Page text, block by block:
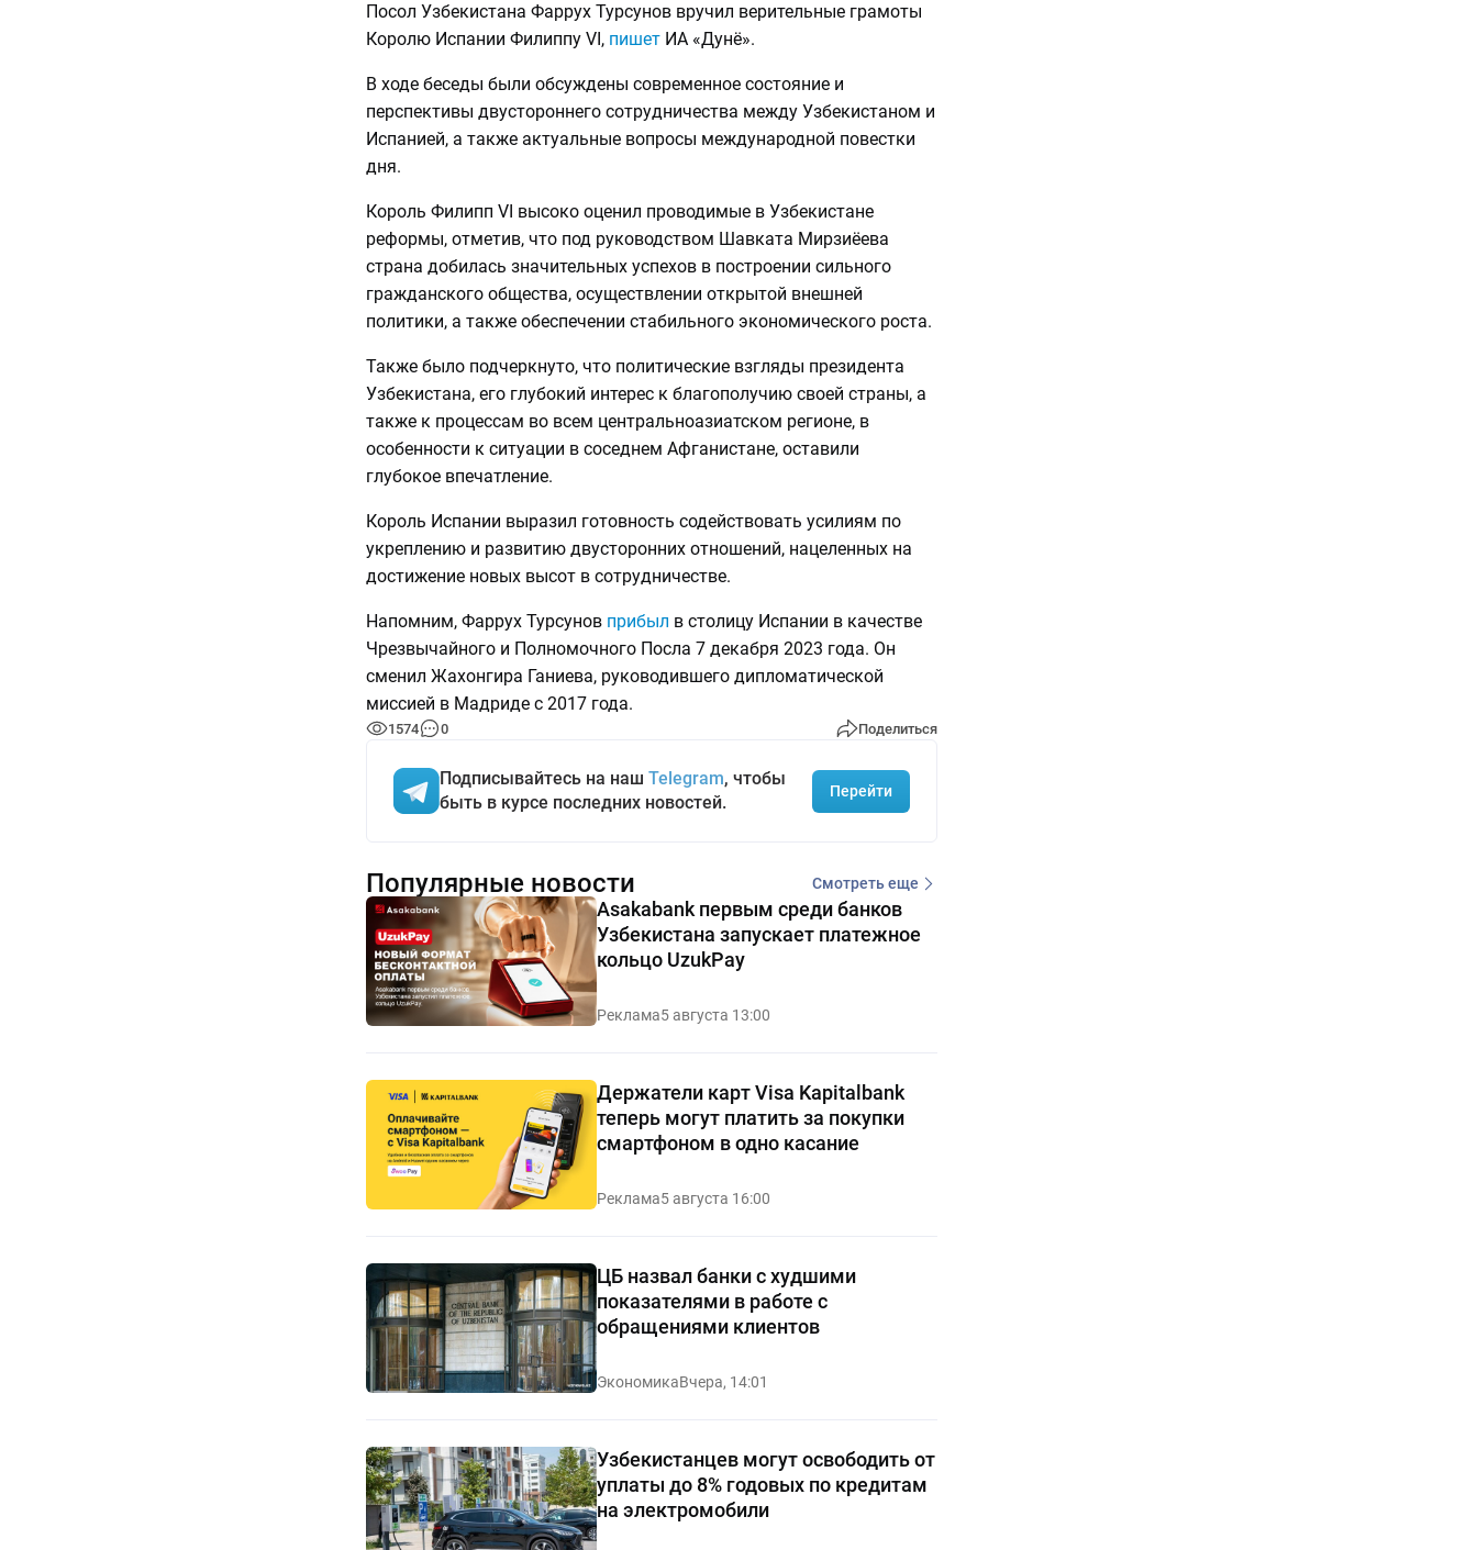
Посол Узбекистана Фаррух Турсунов вручил верительные грамоты
Королю Испании Филиппу VI, пишетИА «Дунё».
В ходе беседы были обсуждены современное состояние и
перспективы двустороннего сотрудничества между Узбекистаном и
Испанией, а также актуальные вопросы международной повестки
дня.
Король Филипп VI высоко оценил проводимые в Узбекистане
реформы, отметив, что под руководством Шавката Мирзиёева
страна добилась значительных успехов в построении сильного
гражданского общества, осуществлении открытой внешней
политики, а также обеспечении стабильного экономического роста.
Также было подчеркнуто, что политические взгляды президента
Узбекистана, его глубокий интерес к благополучию своей страны, а
также к процессам во всем центральноазиатском регионе, в
особенности к ситуации в соседнем Афганистане, оставили
глубокое впечатление.
Король Испании выразил готовность содействовать усилиям по
укреплению и развитию двусторонних отношений, нацеленных на
достижение новых высот в сотрудничестве.
Напомним, Фаррух Турсунов прибыл в столицу Испании в качестве
Чрезвычайного и Полномочного Посла 7 декабря 2023 года. Он
сменил Жахонгира Ганиева, руководившего дипломатической
миссией в Мадриде с 2017 года.
1574 0 Поделиться
Подписывайтесь на наш Telegram, чтобы
быть в курсе последних новостей.
Перейти
Популярные новости Смотреть еще
Asakabank первым среди банков
Узбекистана запускает платежное
кольцо UzukPay
Реклама5 августа 13:00
Держатели карт Visa Kapitalbank
теперь могут платить за покупки
смартфоном в одно касание
Реклама5 августа 16:00
ЦБ назвал банки с худшими
показателями в работе с
обращениями клиентов
ЭкономикаВчера, 14:01
Узбекистанцев могут освободить от
уплаты до 8% годовых по кредитам
на электромобили